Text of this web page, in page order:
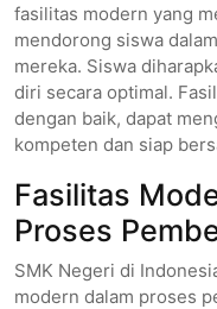
fasilitas modern yang
mendorong siswa
mereka. Siswa
diri secara optimal.
dengan baik, dapat
kompeten dan siap
Fasilitas
Proses
SMK Negeri di
modern dalam proses